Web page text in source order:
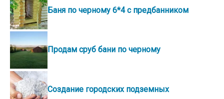
Баня по черному 6*4 с предбанником
Продам сруб бани по черному
Создание городских подземных